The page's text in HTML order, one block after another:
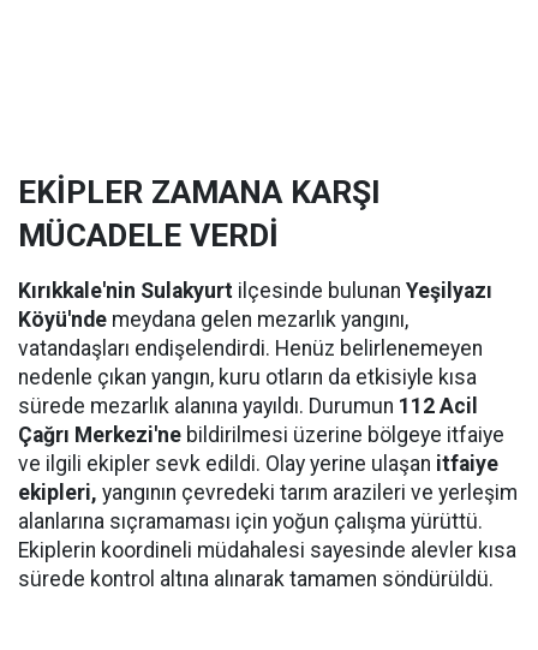
EKİPLER ZAMANA KARŞI
MÜCADELE VERDİ
Kırıkkale'nin Sulakyurt ilçesinde bulunan Yeşilyazı
Köyü'nde meydana gelen mezarlık yangını,
vatandaşları endişelendirdi. Henüz belirlenemeyen
nedenle çıkan yangın, kuru otların da etkisiyle kısa
sürede mezarlık alanına yayıldı. Durumun 112 Acil
Çağrı Merkezi'ne bildirilmesi üzerine bölgeye itfaiye
ve ilgili ekipler sevk edildi. Olay yerine ulaşan itfaiye
ekipleri, yangının çevredeki tarım arazileri ve yerleşim
alanlarına sıçramaması için yoğun çalışma yürüttü.
Ekiplerin koordineli müdahalesi sayesinde alevler kısa
sürede kontrol altına alınarak tamamen söndürüldü.